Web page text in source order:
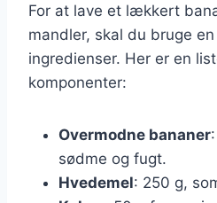
For at lave et lækkert
mandler, skal du bruge
ingredienser. Her er en
komponenter:
Overmodne bananer
sødme og fugt.
Hvedemel: 250 g,